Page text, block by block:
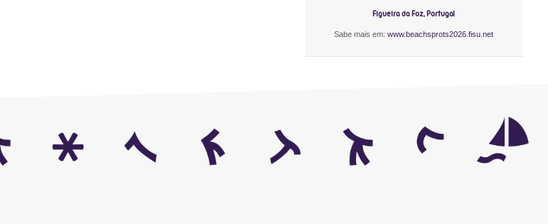
Figueira da Foz, Portugal
Sabe mais em:www.beachsprots2026.fisu.net